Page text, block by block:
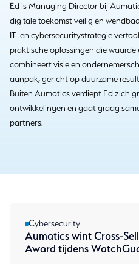
Ed is Managing Director bij
digitale toekomst veilig en
IT- en cybersecuritystrategie
praktische oplossingen die waarde
combineert visie en
aanpak, gericht op duurzame
Buiten Aumatics verdiept Ed zich
ontwikkelingen en gaat graag
partners.
Cybersecurity
Aumatics wint Cross-
Award tijdens